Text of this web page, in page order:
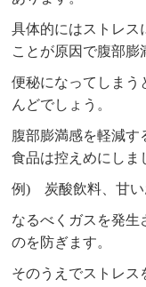
具体的にはストレス
ことが原因で腹部膨
便秘になってしまう
んどでしょう。
腹部膨満感を軽減す
食品は控えめにしま
例) 炭酸飲料、甘い
なるべくガスを発生
のを防ぎます。
そのうえでストレス